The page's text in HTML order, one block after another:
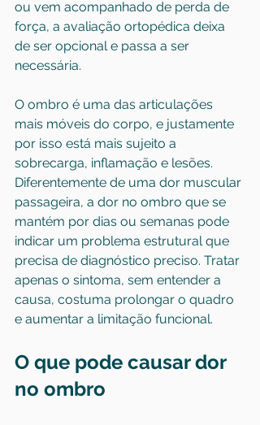
ou vem acompanhado de perda de
força, a avaliação ortopédica deixa
de ser opcional e passa a ser
necessária.
O ombro é uma das articulações
mais móveis do corpo, e justamente
por isso está mais sujeito a
sobrecarga, inflamação e lesões.
Diferentemente de uma dor muscular
passageira, a dor no ombro que se
mantém por dias ou semanas pode
indicar um problema estrutural que
precisa de diagnóstico preciso. Tratar
apenas o sintoma, sem entender a
causa, costuma prolongar o quadro
e aumentar a limitação funcional.
O que pode causar dor
no ombro